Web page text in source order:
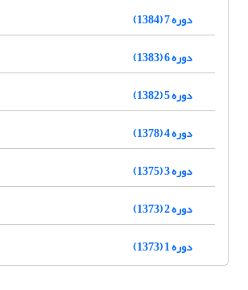
دوره 7 (1384)
دوره 6 (1383)
دوره 5 (1382)
دوره 4 (1378)
دوره 3 (1375)
دوره 2 (1373)
دوره 1 (1373)